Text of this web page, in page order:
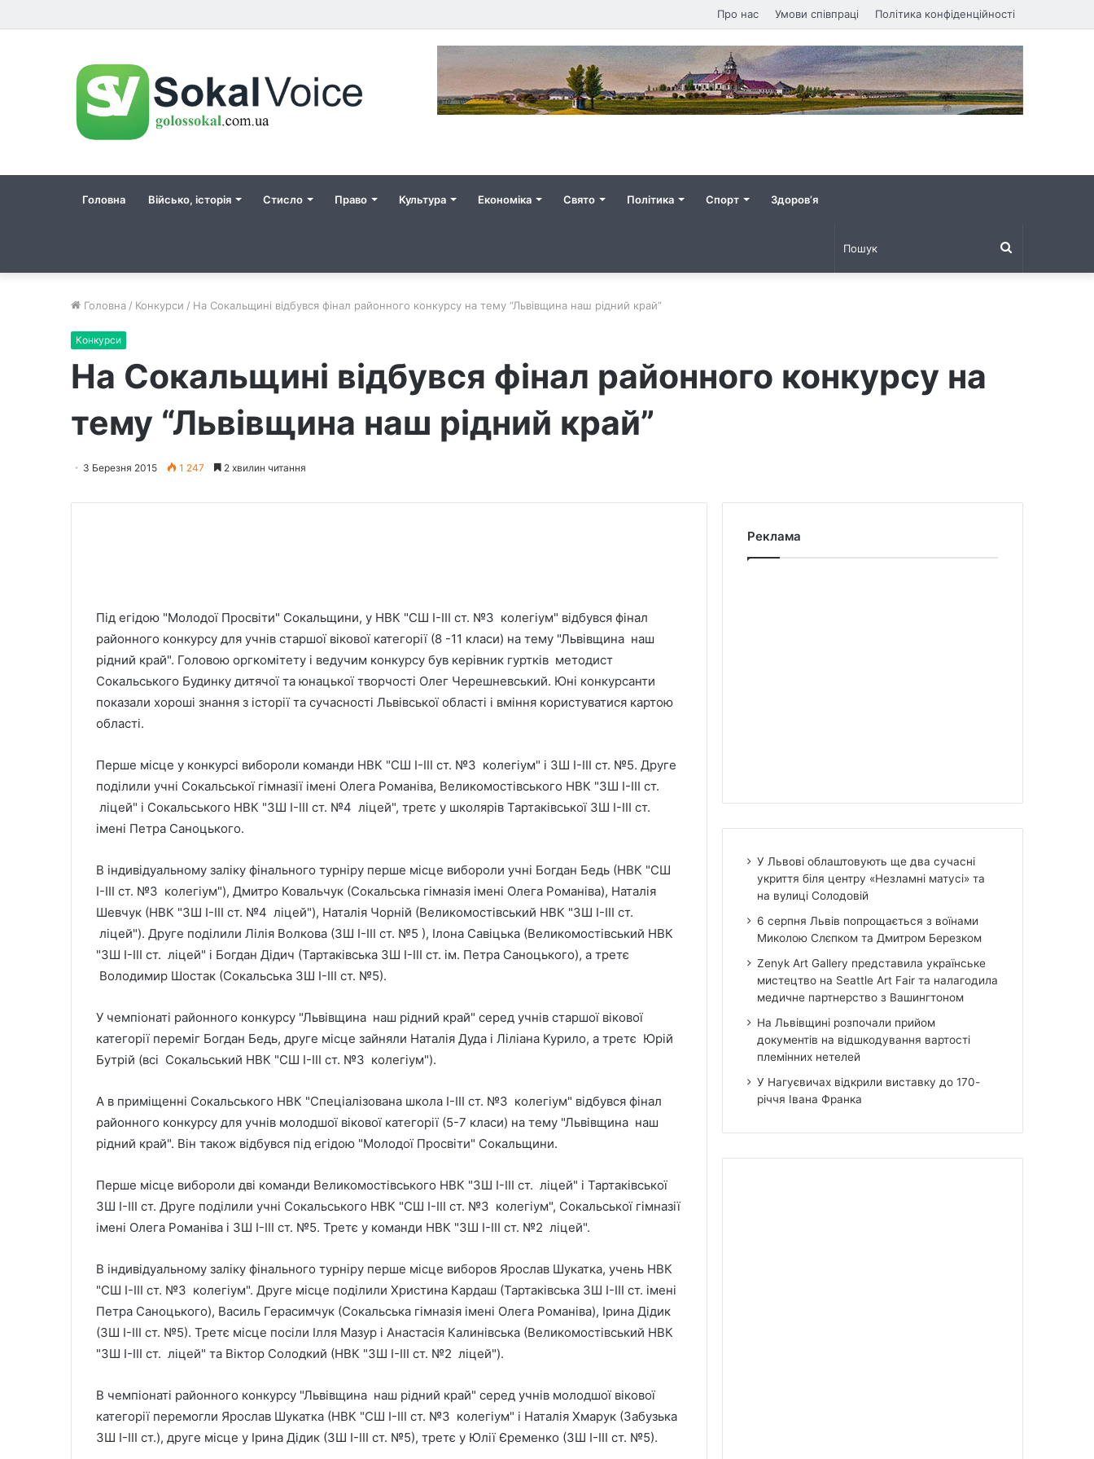
Про нас Умови співпраці Політика конфіденційності
Головна Військо, історія Стисло Право Культура Економіка Свято Політика Спорт Здоров’я
Головна / Конкурси / На Сокальщині відбувся фінал районного конкурсу на тему “Львівщина наш рідний край”
Конкурси
На Сокальщині відбувся фінал районного конкурсу на
тему “Львівщина наш рідний край”
3 Березня 2015 1 247 2 хвилин читання
Під егідою "Молодої Просвіти" Сокальщини, у НВК "СШ І-ІІІ ст. №3 колегіум" відбувся фінал
районного конкурсу для учнів старшої вікової категорії (8 -11 класи) на тему "Львівщина наш
рідний край". Головою оргкомітету і ведучим конкурсу був керівник гуртків методист
Сокальського Будинку дитячої та юнацької творчості Олег Черешневський. Юні конкурсанти
показали хороші знання з історії та сучасності Львівської області і вміння користуватися картою
області.
Перше місце у конкурсі вибороли команди НВК "СШ І-ІІІ ст. №3 колегіум" і ЗШ І-ІІІ ст. №5. Друге
поділили учні Сокальської гімназії імені Олега Романіва, Великомостівського НВК "ЗШ І-ІІІ ст.
ліцей" і Сокальського НВК "ЗШ І-ІІІ ст. №4 ліцей", третє у школярів Тартаківської ЗШ І-ІІІ ст.
імені Петра Саноцького.
В індивідуальному заліку фінального турніру перше місце вибороли учні Богдан Бедь (НВК "СШ
І-ІІІ ст. №3 колегіум"), Дмитро Ковальчук (Сокальська гімназія імені Олега Романіва), Наталія
Шевчук (НВК "ЗШ І-ІІІ ст. №4 ліцей"), Наталія Чорній (Великомостівський НВК "ЗШ І-ІІІ ст.
ліцей"). Друге поділили Лілія Волкова (ЗШ І-ІІІ ст. №5 ), Ілона Савіцька (Великомостівський НВК
"ЗШ І-ІІІ ст. ліцей" і Богдан Дідич (Тартаківська ЗШ І-ІІІ ст. ім. Петра Саноцького), а третє
Володимир Шостак (Сокальська ЗШ І-ІІІ ст. №5).
У чемпіонаті районного конкурсу "Львівщина наш рідний край" серед учнів старшої вікової
категорії переміг Богдан Бедь, друге місце зайняли Наталія Дуда і Ліліана Курило, а третє Юрій
Бутрій (всі Сокальський НВК "СШ І-ІІІ ст. №3 колегіум").
А в приміщенні Сокальського НВК "Спеціалізована школа І-ІІІ ст. №3 колегіум" відбувся фінал
районного конкурсу для учнів молодшої вікової категорії (5-7 класи) на тему "Львівщина наш
рідний край". Він також відбувся під егідою "Молодої Просвіти" Сокальщини.
Перше місце вибороли дві команди Великомостівського НВК "ЗШ І-ІІІ ст. ліцей" і Тартаківської
ЗШ І-ІІІ ст. Друге поділили учні Сокальського НВК "СШ І-ІІІ ст. №3 колегіум", Сокальської гімназії
імені Олега Романіва і ЗШ І-ІІІ ст. №5. Третє у команди НВК "ЗШ І-ІІІ ст. №2 ліцей".
В індивідуальному заліку фінального турніру перше місце виборов Ярослав Шукатка, учень НВК
"СШ І-ІІІ ст. №3 колегіум". Друге місце поділили Христина Кардаш (Тартаківська ЗШ І-ІІІ ст. імені
Петра Саноцького), Василь Герасимчук (Сокальська гімназія імені Олега Романіва), Ірина Дідик
(ЗШ І-ІІІ ст. №5). Третє місце посіли Ілля Мазур і Анастасія Калинівська (Великомостівський НВК
"ЗШ І-ІІІ ст. ліцей" та Віктор Солодкий (НВК "ЗШ І-ІІІ ст. №2 ліцей").
В чемпіонаті районного конкурсу "Львівщина наш рідний край" серед учнів молодшої вікової
категорії перемогли Ярослав Шукатка (НВК "СШ І-ІІІ ст. №3 колегіум" і Наталія Хмарук (Забузька
ЗШ І-ІІІ ст.), друге місце у Ірина Дідик (ЗШ І-ІІІ ст. №5), третє у Юлії Єременко (ЗШ І-ІІІ ст. №5).
Реклама
У Львові облаштовують ще два сучасні
укриття біля центру «Незламні матусі» та
на вулиці Солодовій
6 серпня Львів попрощається з воїнами
Миколою Слєпком та Дмитром Березком
Zenyk Art Gallery представила українське
мистецтво на Seattle Art Fair та налагодила
медичне партнерство з Вашингтоном
На Львівщині розпочали прийом
документів на відшкодування вартості
племінних нетелей
У Нагуєвичах відкрили виставку до 170-
річчя Івана Франка